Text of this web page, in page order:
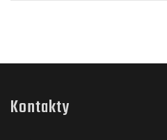
Kontakty